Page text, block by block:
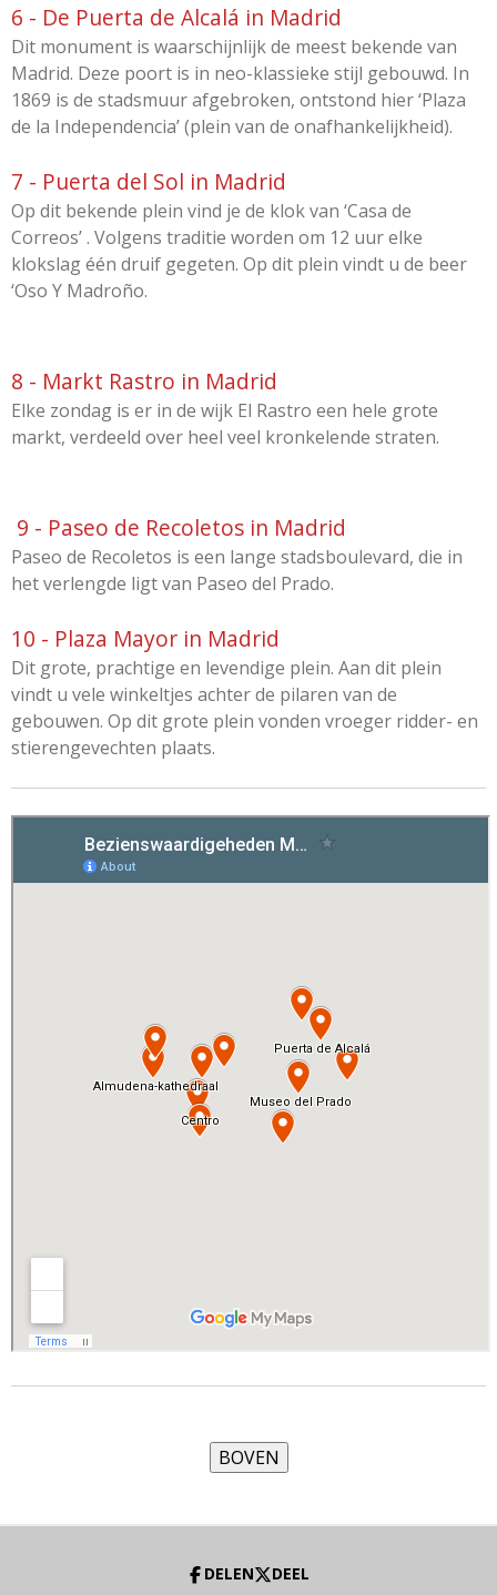
6 - De Puerta de Alcalá in Madrid
Dit monument is waarschijnlijk de meest bekende van
Madrid. Deze poort is in neo-klassieke stijl gebouwd. In
1869 is de stadsmuur afgebroken, ontstond hier ‘Plaza
de la Independencia’ (plein van de onafhankelijkheid).
7 - Puerta del Sol in Madrid
Op dit bekende plein vind je de klok van ‘Casa de
Correos’. Volgens traditie worden om 12 uur elke
klokslag één druif gegeten. Op dit plein vindt u de beer
‘Oso Y Madroño.
8 - Markt Rastro in Madrid
Elke zondag is er in de wijk El Rastro een hele grote
markt, verdeeld over heel veel kronkelende straten.
9 - Paseo de Recoletos in Madrid
Paseo de Recoletos is een lange stadsboulevard, die in
het verlengde ligt van Paseo del Prado.
10 - Plaza Mayor in Madrid
Dit grote, prachtige en levendige plein. Aan dit plein
vindt u vele winkeltjes achter de pilaren van de
gebouwen. Op dit grote plein vonden vroeger ridder- en
stierengevechten plaats.
DELEN DEEL